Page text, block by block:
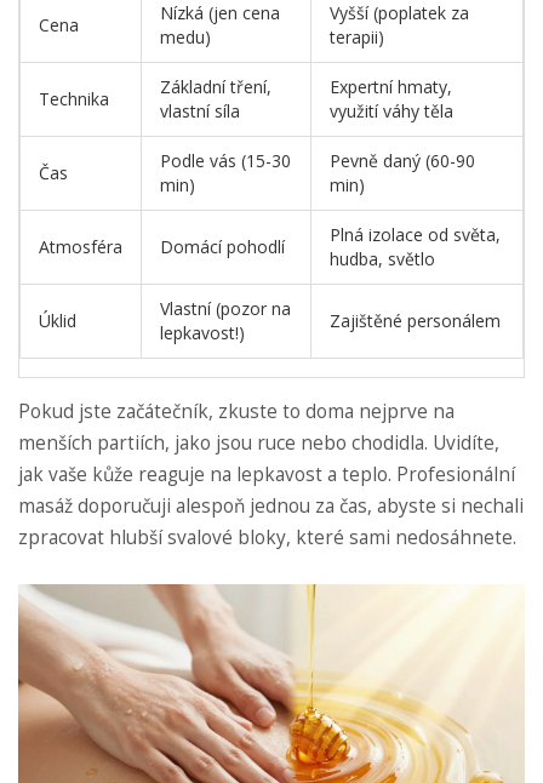
Cena
Nízká (jen cena
medu)
Vyšší (poplatek za
terapii)
Technika
Základní tření,
vlastní síla
Expertní hmaty,
využití váhy těla
Čas
Podle vás (15-30
min)
Pevně daný (60-90
min)
Atmosféra Domácí pohodlí
Plná izolace od světa,
hudba, světlo
Úklid
Vlastní (pozor na
lepkavost!)
Zajištěné personálem
Pokud jste začátečník, zkuste to doma nejprve na
menších partiích, jako jsou ruce nebo chodidla. Uvidíte,
jak vaše kůže reaguje na lepkavost a teplo. Profesionální
masáž doporučuji alespoň jednou za čas, abyste si nechali
zpracovat hlubší svalové bloky, které sami nedosáhnete.